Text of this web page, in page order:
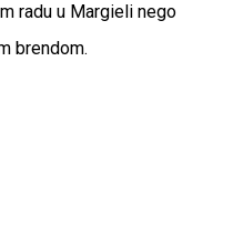
radu u Margieli nego
brendom.